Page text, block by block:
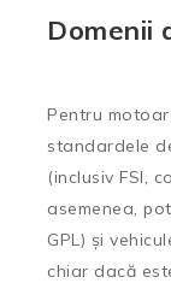
Domenii
Pentru
standardele
(inclusiv FSI,
asemenea,
GPL) și
chiar dacă